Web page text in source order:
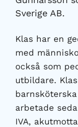
Sverige AB.
Klas har en
med
också som
utbildare.
arbetade
IVA,